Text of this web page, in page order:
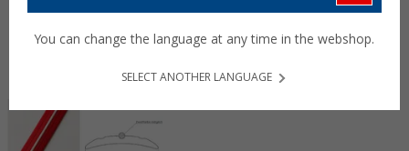
You can change the language at any time in the webshop.
SELECT ANOTHER LANGUAGE